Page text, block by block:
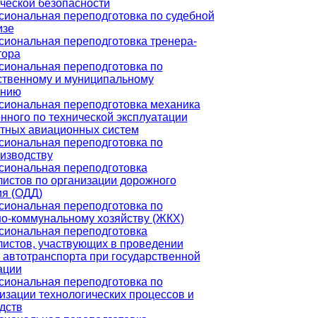
безопасности
переподготовка по судебной
переподготовка тренера-
переподготовка по
и муниципальному
переподготовка механика
по технической эксплуатации
авиационных систем
переподготовка по
переподготовка
по организации дорожного
(ОДД)
переподготовка по
коммунальному хозяйству (ЖКХ)
переподготовка
участвующих в проведении
при государственной
переподготовка по
технологических процессов и